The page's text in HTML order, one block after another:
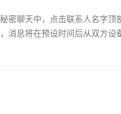
密聊天中，点击联系人名字顶
消息将在预设时间后从双方设